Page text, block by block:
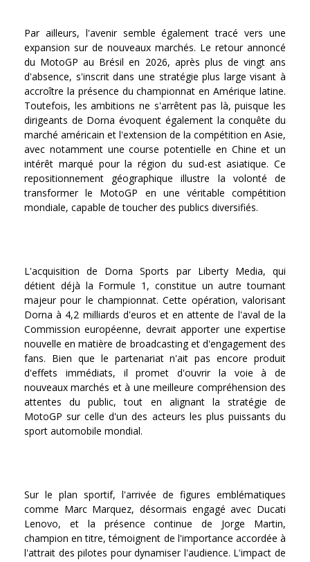
Par ailleurs, l'avenir semble également tracé vers une
expansion sur de nouveaux marchés. Le retour annoncé
du MotoGP au Brésil en 2026, après plus de vingt ans
d'absence, s'inscrit dans une stratégie plus large visant à
accroître la présence du championnat en Amérique latine.
Toutefois, les ambitions ne s'arrêtent pas là, puisque les
dirigeants de Dorna évoquent également la conquête du
marché américain et l'extension de la compétition en Asie,
avec notamment une course potentielle en Chine et un
intérêt marqué pour la région du sud-est asiatique. Ce
repositionnement géographique illustre la volonté de
transformer le MotoGP en une véritable compétition
mondiale, capable de toucher des publics diversifiés.
L'acquisition de Dorna Sports par Liberty Media, qui
détient déjà la Formule 1, constitue un autre tournant
majeur pour le championnat. Cette opération, valorisant
Dorna à 4,2 milliards d'euros et en attente de l'aval de la
Commission européenne, devrait apporter une expertise
nouvelle en matière de broadcasting et d'engagement des
fans. Bien que le partenariat n'ait pas encore produit
d'effets immédiats, il promet d'ouvrir la voie à de
nouveaux marchés et à une meilleure compréhension des
attentes du public, tout en alignant la stratégie de
MotoGP sur celle d'un des acteurs les plus puissants du
sport automobile mondial.
Sur le plan sportif, l'arrivée de figures emblématiques
comme Marc Marquez, désormais engagé avec Ducati
Lenovo, et la présence continue de Jorge Martin,
champion en titre, témoignent de l'importance accordée à
l'attrait des pilotes pour dynamiser l'audience. L'impact de